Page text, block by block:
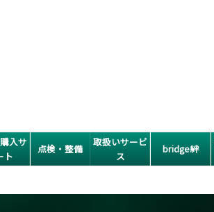
入サ
ト
点検・整備
取扱いサービ
ス
bridge絆